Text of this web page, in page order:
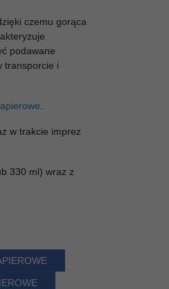
czemu gorąca
podawane
transporcie i
w trakcie imprez
330 ml) wraz z